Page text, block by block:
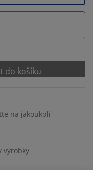
do košíku
na jakoukoli
výrobky